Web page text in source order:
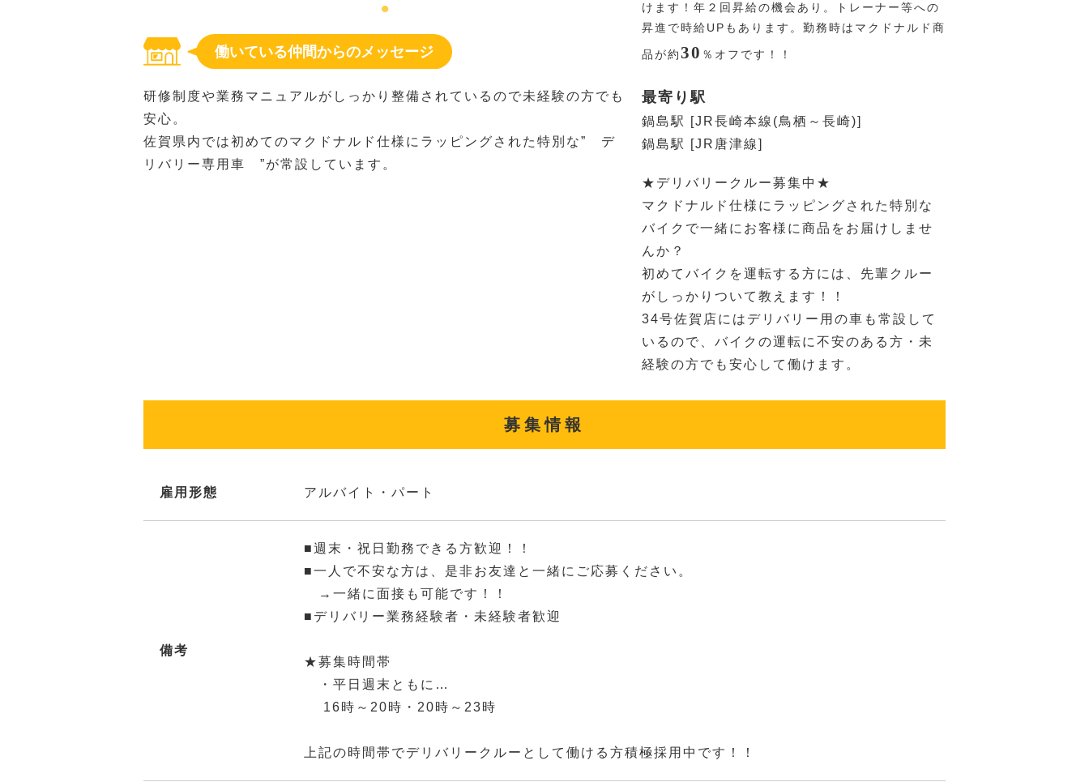
働いている仲間からのメッセージ
研修制度や業務マニュアルがしっかり整備されているので未経験の方でも
安心。
佐賀県内では初めてのマクドナルド仕様にラッピングされた特別な” デ
リバリー専用車 ”が常設しています。
けます！年２回昇給の機会あり。トレーナー等への
昇進で時給UPもあります。勤務時はマクドナルド商
品が約30 ％ オフです！！
最寄り駅
鍋島駅 [JR長崎本線(鳥栖～長崎)]
鍋島駅 [JR唐津線]
★デリバリークルー募集中★
マクドナルド仕様にラッピングされた特別な
バイクで一緒にお客様に商品をお届けしませ
んか？
初めてバイクを運転する方には、先輩クルー
がしっかりついて教えます！！
34号佐賀店にはデリバリー用の車も常設して
いるので、バイクの運転に不安のある方・未
経験の方でも安心して働けます。
募集情報
雇用形態 アルバイト・パート
備考
■週末・祝日勤務できる方歓迎！！
■一人で不安な方は、是非お友達と一緒にご応募ください。
→一緒に面接も可能です！！
■デリバリー業務経験者・未経験者歓迎
★募集時間帯
・平日週末ともに…
16時～20時・20時～23時
上記の時間帯でデリバリークルーとして働ける方積極採用中です！！